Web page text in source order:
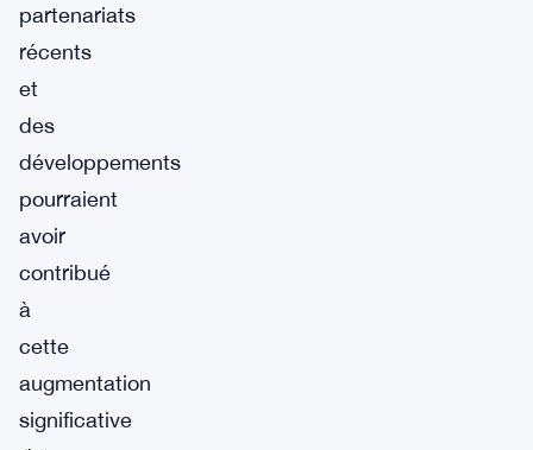
partenariats
récents
et
des
développements
pourraient
avoir
contribué
à
cette
augmentation
significative